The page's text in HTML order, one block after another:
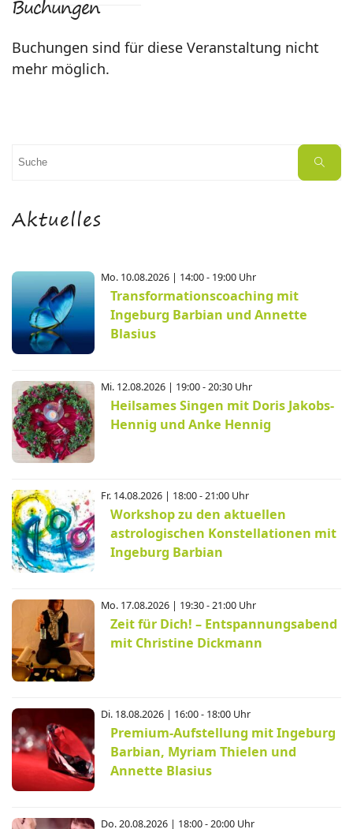
Buchungen
Buchungen sind für diese Veranstaltung nicht
mehr möglich.
Suchen
Suche
Aktuelles
Mo. 10.08.2026 | 14:00 - 19:00 Uhr
Transformationscoaching mit
Ingeburg Barbian und Annette
Blasius
Mi. 12.08.2026 | 19:00 - 20:30 Uhr
Heilsames Singen mit Doris Jakobs-
Hennig und Anke Hennig
Fr. 14.08.2026 | 18:00 - 21:00 Uhr
Workshop zu den aktuellen
astrologischen Konstellationen mit
Ingeburg Barbian
Mo. 17.08.2026 | 19:30 - 21:00 Uhr
Zeit für Dich! – Entspannungsabend
mit Christine Dickmann
Di. 18.08.2026 | 16:00 - 18:00 Uhr
Premium-Aufstellung mit Ingeburg
Barbian, Myriam Thielen und
Annette Blasius
Do. 20.08.2026 | 18:00 - 20:00 Uhr